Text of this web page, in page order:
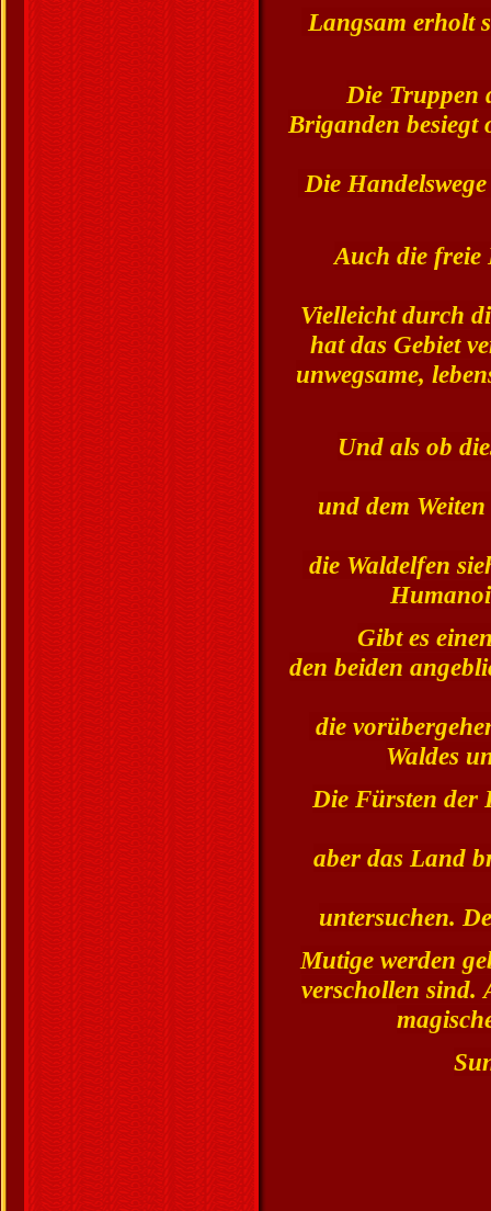
Langsam erholt
Die Truppen
Briganden
Die
Auch die freie
Vielleicht durch
hat das Gebiet
unwegsame,
Und als ob
und dem
die Waldelfen
Gibt es
den beiden
die
Waldes
Die Fürsten der
aber das Land
untersuchen.
Mutige werden
verschollen sind.